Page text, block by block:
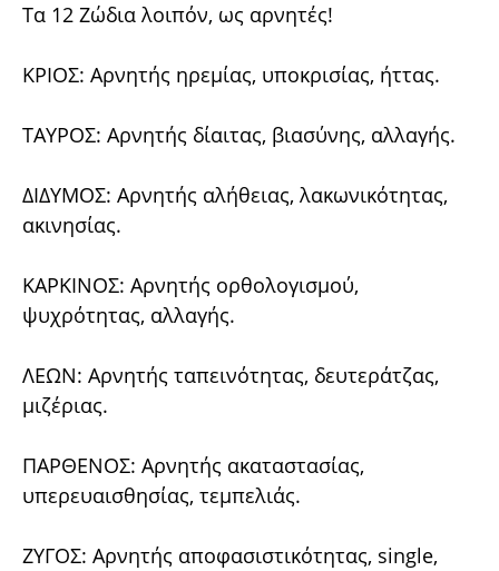
Τα 12 Ζώδια λοιπόν, ως αρνητές!
ΚΡΙΟΣ: Αρνητής ηρεμίας, υποκρισίας, ήττας.
ΤΑΥΡΟΣ: Αρνητής δίαιτας, βιασύνης, αλλαγής.
ΔΙΔΥΜΟΣ: Αρνητής αλήθειας, λακωνικότητας,
ακινησίας.
ΚΑΡΚΙΝΟΣ: Αρνητής ορθολογισμού,
ψυχρότητας, αλλαγής.
ΛΕΩΝ: Αρνητής ταπεινότητας, δευτεράτζας,
μιζέριας.
ΠΑΡΘΕΝΟΣ: Αρνητής ακαταστασίας,
υπερευαισθησίας, τεμπελιάς.
ΖΥΓΟΣ: Αρνητής αποφασιστικότητας, single,